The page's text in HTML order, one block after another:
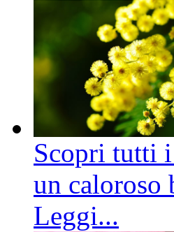
Scopri tutti
un caloroso
Leggi...